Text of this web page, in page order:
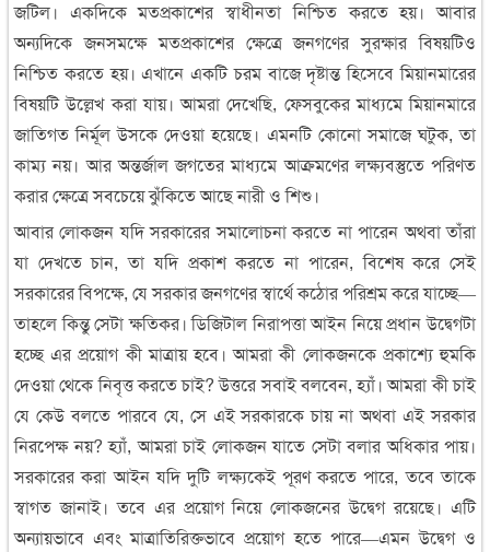
জটিল। একদিকে মতপ্রকাশের স্বাধীনতা নিশ্চিত করতে হয়। আবার
অন্যদিকে জনসমক্ষে মতপ্রকাশের ক্ষেত্রে জনগণের সুরক্ষার বিষয়টিও
নিশ্চিত করতে হয়। এখানে একটি চরম বাজে দৃষ্টান্ত হিসেবে মিয়ানমারের
বিষয়টি উল্লেখ করা যায়। আমরা দেখেছি, ফেসবুকের মাধ্যমে মিয়ানমারে
জাতিগত নির্মূল উসকে দেওয়া হয়েছে। এমনটি কোনো সমাজে ঘটুক, তা
কাম্য নয়। আর অন্তর্জাল জগতের মাধ্যমে আক্রমণের লক্ষ্যবস্তুতে পরিণত
করার ক্ষেত্রে সবচেয়ে ঝুঁকিতে আছে নারী ও শিশু।
আবার লোকজন যদি সরকারের সমালোচনা করতে না পারেন অথবা তাঁরা
যা দেখতে চান, তা যদি প্রকাশ করতে না পারেন, বিশেষ করে সেই
সরকারের বিপক্ষে, যে সরকার জনগণের স্বার্থে কঠোর পরিশ্রম করে যাচ্ছে—
তাহলে কিন্তু সেটা ক্ষতিকর। ডিজিটাল নিরাপত্তা আইন নিয়ে প্রধান উদ্বেগটা
হচ্ছে এর প্রয়োগ কী মাত্রায় হবে। আমরা কী লোকজনকে প্রকাশ্যে হুমকি
দেওয়া থেকে নিবৃত্ত করতে চাই? উত্তরে সবাই বলবেন, হ্যাঁ। আমরা কী চাই
যে কেউ বলতে পারবে যে, সে এই সরকারকে চায় না অথবা এই সরকার
নিরপেক্ষ নয়? হ্যাঁ, আমরা চাই লোকজন যাতে সেটা বলার অধিকার পায়।
সরকারের করা আইন যদি দুটি লক্ষ্যকেই পূরণ করতে পারে, তবে তাকে
স্বাগত জানাই। তবে এর প্রয়োগ নিয়ে লোকজনের উদ্বেগ রয়েছে। এটি
অন্যায়ভাবে এবং মাত্রাতিরিক্তভাবে প্রয়োগ হতে পারে—এমন উদ্বেগ ও